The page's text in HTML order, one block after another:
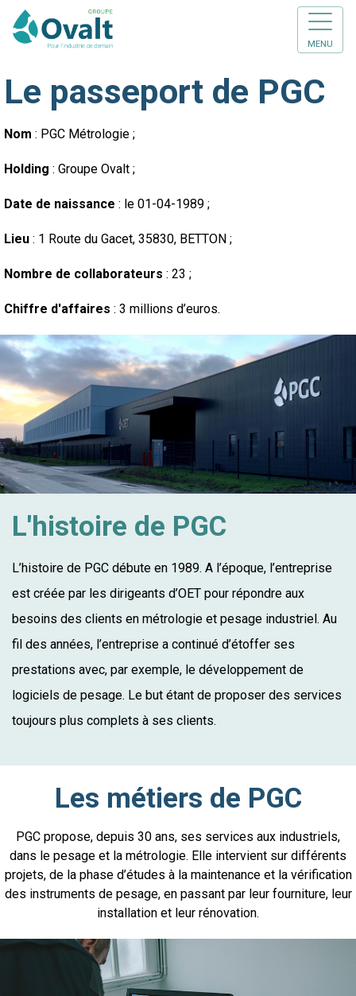
MENU
Le passeport de PGC
Nom : PGC Métrologie ;
Holding : Groupe Ovalt ;
Date de naissance : le 01-04-1989 ;
Lieu : 1 Route du Gacet, 35830, BETTON ;
Nombre de collaborateurs : 23 ;
Chiffre d'affaires : 3 millions d’euros.
L'histoire de PGC
L’histoire de PGC débute en 1989. A l’époque, l’entreprise
est créée par les dirigeants d’OET pour répondre aux
besoins des clients en métrologie et pesage industriel. Au
fil des années, l’entreprise a continué d’étoffer ses
prestations avec, par exemple, le développement de
logiciels de pesage. Le but étant de proposer des services
toujours plus complets à ses clients.
Les métiers de PGC
PGC propose, depuis 30 ans, ses services aux industriels,
dans le pesage et la métrologie. Elle intervient sur différents
projets, de la phase d’études à la maintenance et la vérification
des instruments de pesage, en passant par leur fourniture, leur
installation et leur rénovation.